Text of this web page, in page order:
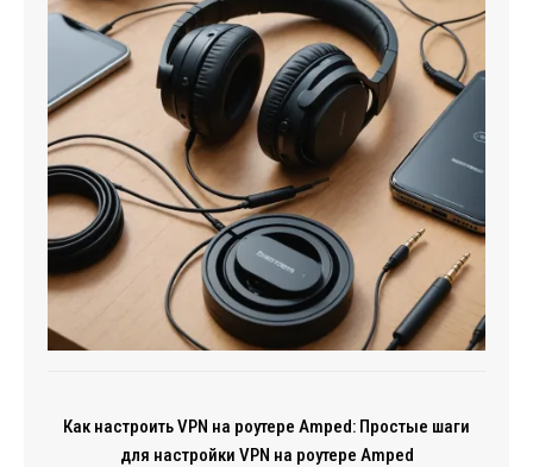
Как настроить VPN на роутере Amped: Простые шаги
для настройки VPN на роутере Amped